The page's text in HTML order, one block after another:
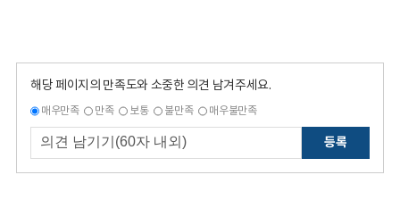
해당 페이지의 만족도와 소중한 의견 남겨주세요.
매우만족 만족 보통 불만족 매우불만족
등록